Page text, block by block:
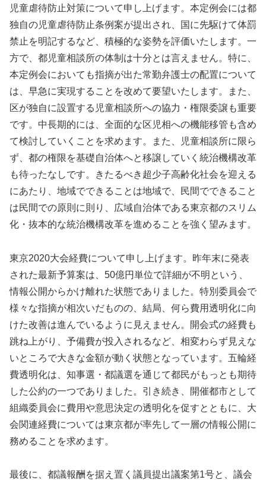
児童虐待防止対策について申し上げます。本定例会には都
独自の児童虐待防止条例案が提出され、国に先駆けて体罰
禁止を明記するなど、積極的な姿勢を評価いたします。一
方で、都児童相談所の体制は十分とは言えません。特に、
本定例会においても指摘が出た常勤弁護士の配置について
は、早急に実現することを改めて要望いたします。また、
区が独自に設置する児童相談所への協力・権限委譲も重要
です。中長期的には、全面的な区児相への機能移管も含め
て検討していくことを求めます。また、児童相談所に限ら
ず、都の権限を基礎自治体へと移譲していく統治機構改革
も待ったなしです。きたるべき超少子高齢化社会を迎える
にあたり、地域でできることは地域で、民間でできること
は民間での原則に則り、広域自治体である東京都のスリム
化・抜本的な統治機構改革を進めることを強く望みます。
東京2020大会経費について申し上げます。昨年末に発表
された最新予算案は、50億円単位で詳細が不明という、
情報公開からかけ離れた状態でありました。特別委員会で
様々な指摘が相次いだものの、結局、何ら費用透明化に向
けた改善は進んでいるように見えません。開会式の経費も
跳ね上がり、予備費が投入されるなど、相変わらず見えな
いところで大きな金額が動く状態となっています。五輪経
費透明化は、知事選・都議選を通じて都民がもっとも期待
した公約の一つでありました。引き続き、開催都市として
組織委員会に費用や意思決定の透明化を促すとともに、大
会関連経費については東京都が率先して一層の情報公開に
務めることを求めます。
最後に、都議報酬を据え置く議員提出議案第1号と、議会